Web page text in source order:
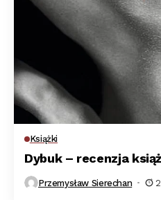
Książki
Dybuk – recenzja
Przemysław Sierechan